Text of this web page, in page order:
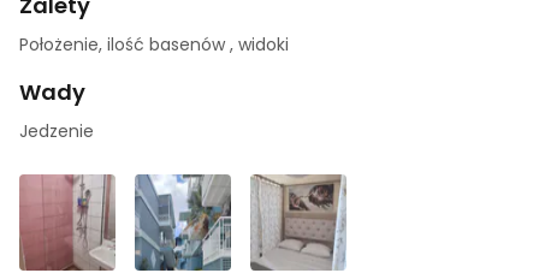
Położenie, ilość basenów , widoki
Wady
Jedzenie